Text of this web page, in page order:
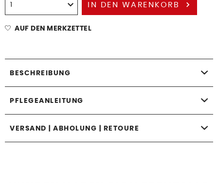
IN DEN WARENKORB
AUF DEN MERKZETTEL
BESCHREIBUNG
PFLEGEANLEITUNG
VERSAND | ABHOLUNG | RETOURE